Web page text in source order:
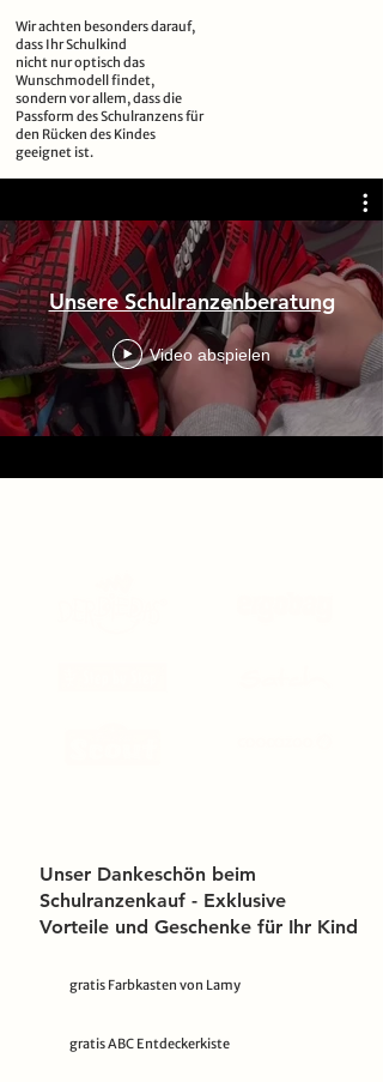
Wir achten besonders darauf,
dass Ihr Schulkind
nicht nur optisch das
Wunschmodell findet,
sondern vor allem, dass die
Passform des Schulranzens für
den Rücken des Kindes
geeignet ist.
Unsere Schulranzenberatung
Video abspielen
Unser Dankeschön beim
Schulranzenkauf - Exklusive
Vorteile und Geschenke für Ihr Kind
gratis Farbkasten von Lamy
gratis ABC Entdeckerkiste